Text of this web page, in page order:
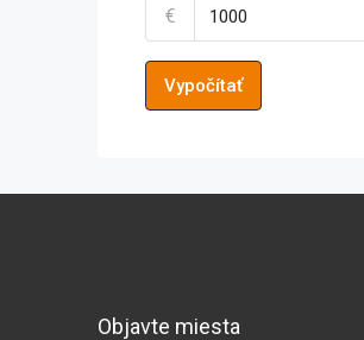
€
Vypočítať
Objavte miesta